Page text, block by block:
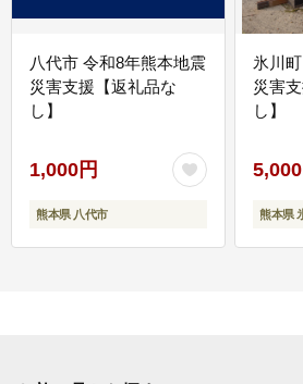
八代市 令和8年熊本地震
災害支援【返礼品な
し】
1,000円
熊本県 八代市
氷川
災害
し】
熊本県